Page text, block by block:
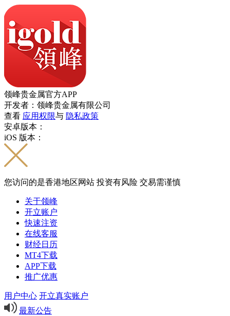
领峰贵金属官方APP
开发者：领峰贵金属有限公司
查看 应用权限与 隐私政策
安卓版本：
iOS 版本：
您访问的是香港地区网站 投资有风险 交易需谨慎
关于领峰
开立账户
快速注资
在线客服
财经日历
MT4下载
APP下载
推广优惠
用户中心 开立真实账户
最新公告